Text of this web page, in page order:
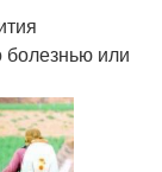
болезнью или